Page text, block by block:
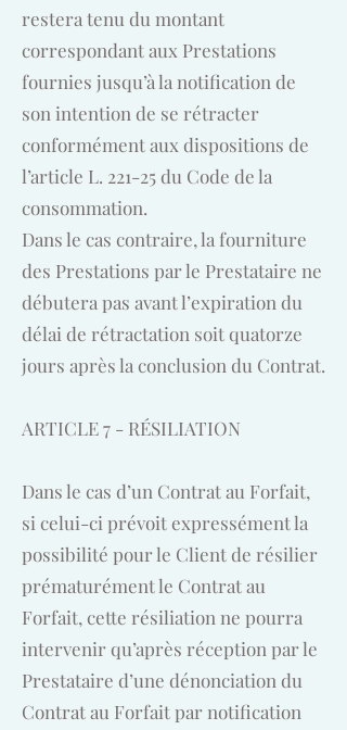
restera tenu du montant
correspondant aux Prestations
fournies jusqu’à la notification de
son intention de se rétracter
conformément aux dispositions de
l’article L. 221-25 du Code de la
consommation.
Dans le cas contraire, la fourniture
des Prestations par le Prestataire ne
débutera pas avant l’expiration du
délai de rétractation soit quatorze
jours après la conclusion du Contrat.
ARTICLE 7 - RÉSILIATION
Dans le cas d’un Contrat au Forfait,
si celui-ci prévoit expressément la
possibilité pour le Client de résilier
prématurément le Contrat au
Forfait, cette résiliation ne pourra
intervenir qu’après réception par le
Prestataire d’une dénonciation du
Contrat au Forfait par notification